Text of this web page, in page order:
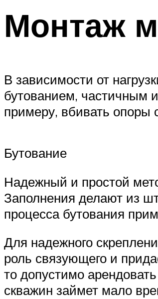
Монтаж
В зависимости от
бутованием, частичным
примеру, вбивать опоры
Бутование
Надежный и простой
Заполнения делают из
процесса бутования
Для надежного
роль связующего и
то допустимо
скважин займет мало